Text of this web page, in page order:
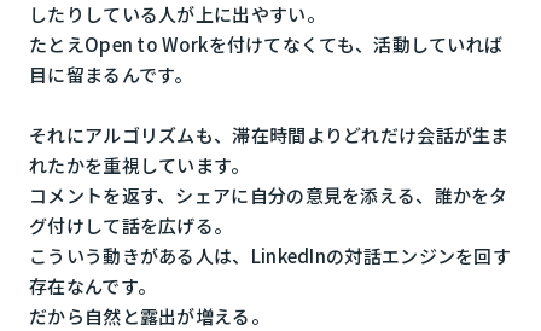
したりしている人が上に出やすい。
たとえOpen to Workを付けてなくても、活動していれば
目に留まるんです。
それにアルゴリズムも、滞在時間よりどれだけ会話が生ま
れたかを重視しています。
コメントを返す、シェアに自分の意見を添える、誰かをタ
グ付けして話を広げる。
こういう動きがある人は、LinkedInの対話エンジンを回す
存在なんです。
だから自然と露出が増える。